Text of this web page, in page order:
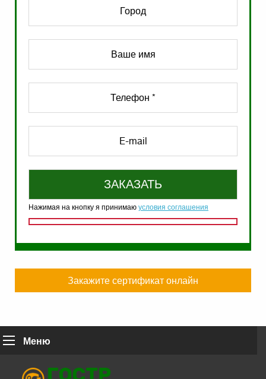
Нажимая на кнопку я принимаю условия соглашения
Закажите сертификат онлайн
Меню